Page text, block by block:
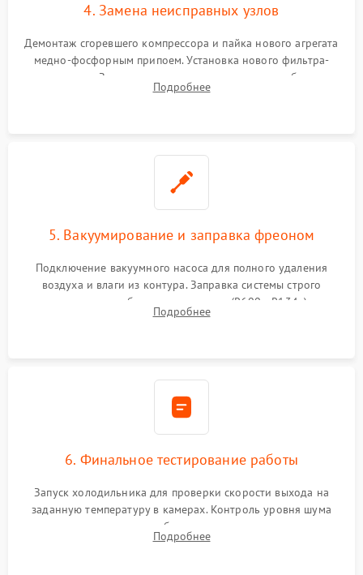
4. Замена неисправных узлов
Демонтаж сгоревшего компрессора и пайка нового агрегата
медно-фосфорным припоем. Установка нового фильтра-
осушителя. Замена изношенных вентиляторов обдува,
сломанных заслонок или поврежденных дверных петель.
Подробнее
5. Вакуумирование и заправка фреоном
Подключение вакуумного насоса для полного удаления
воздуха и влаги из контура. Заправка системы строго
дозированным объемом хладагента (R600a, R134a) по
электронным весам. Контроль рабочего давления в системе.
Подробнее
6. Финальное тестирование работы
Запуск холодильника для проверки скорости выхода на
заданную температуру в камерах. Контроль уровня шума
компрессора, отсутствия обмерзания стенок и корректного
срабатывания системы автоматической оттайки.
Подробнее